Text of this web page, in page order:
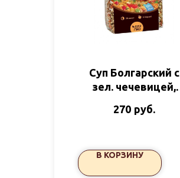
Суп Болгарский с
зел. чечевицей,
сельдереем 250гр
270 руб.
В КОРЗИНУ